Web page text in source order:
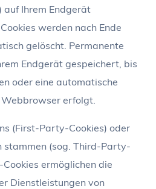
auf Ihrem Endgerät
werden nach Ende
gelöscht. Permanente
Endgerät gespeichert, bis
oder eine automatische
erfolgt.
(First-Party-Cookies) oder
stammen (sog. Third-Party-
ermöglichen die
Dienstleistungen von